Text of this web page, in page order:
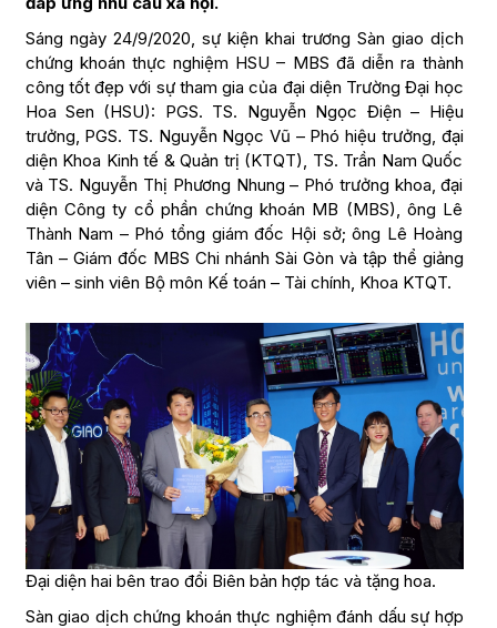
Sáng ngày 24/9/2020, sự kiện khai trương Sàn giao dịch
chứng khoán thực nghiệm HSU – MBS đã diễn ra thành
công tốt đẹp với sự tham gia của đại diện Trường Đại học
Hoa Sen (HSU): PGS. TS. Nguyễn Ngọc Điện – Hiệu
trưởng, PGS. TS. Nguyễn Ngọc Vũ – Phó hiệu trưởng, đại
diện Khoa Kinh tế & Quản trị (KTQT), TS. Trần Nam Quốc
và TS. Nguyễn Thị Phương Nhung – Phó trưởng khoa, đại
diện Công ty cổ phần chứng khoán MB (MBS), ông Lê
Thành Nam – Phó tổng giám đốc Hội sở; ông Lê Hoàng
Tân – Giám đốc MBS Chi nhánh Sài Gòn và tập thể giảng
viên – sinh viên Bộ môn Kế toán – Tài chính, Khoa KTQT.
Đại diện hai bên trao đổi Biên bản hợp tác và tặng hoa.
Sàn giao dịch chứng khoán thực nghiệm đánh dấu sự hợp